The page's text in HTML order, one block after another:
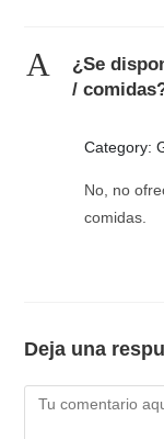
A
¿Se
/
Category:
No, no
comidas.
Deja una